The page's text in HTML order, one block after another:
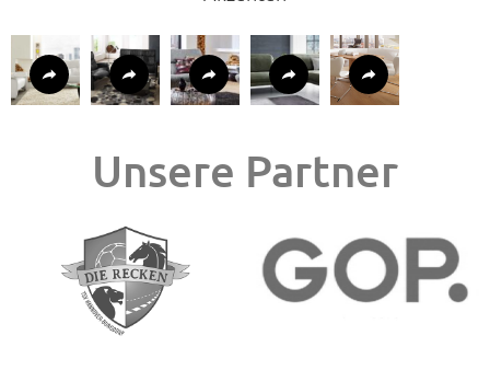
Unsere Partner